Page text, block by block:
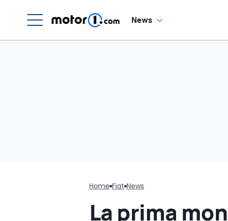
News
Home Fiat News
La prima